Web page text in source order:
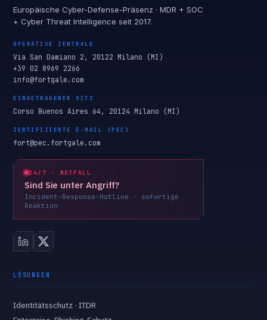
Europäische Cyber-Defense-Präsenz · MDR + SOC
+ Cyber Threat Intelligence seit 2017.
OPERATIVE ZENTRALE
Via San Damiano 2, 20122 Milano (MI)
+39 02 8969 2266
info@fortgale.com
EINGETRAGENER SITZ
Corso Buenos Aires 64, 20124 Milano (MI)
ZERTIFIZIERTE E-MAIL (PEC)
fort@pec.fortgale.com
24/7 · NOTFALL
Sind Sie unter Angriff?
Incident-Response-Hotline · sofortige
Reaktion
LÖSUNGEN
Identitätsschutz · ITDR